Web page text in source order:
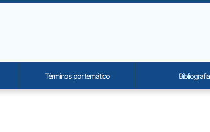
and content
Términos por temático Bibliografia